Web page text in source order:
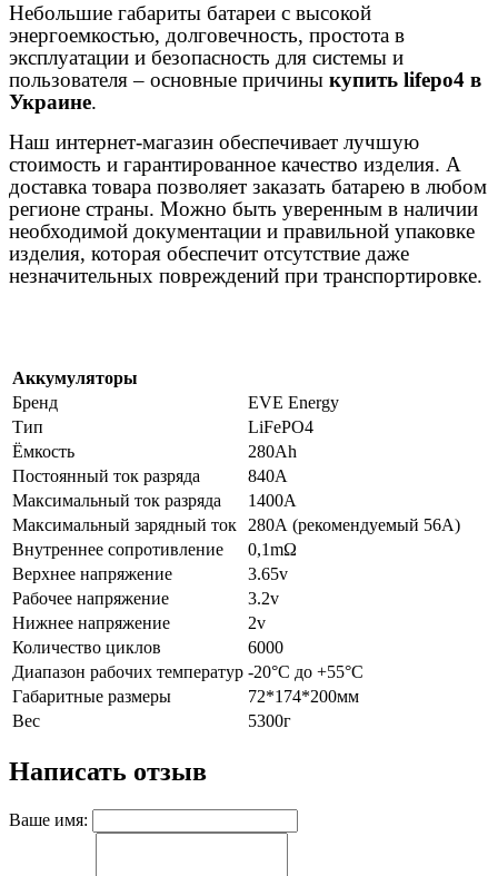
Небольшие габариты батареи с высокой
энергоемкостью, долговечность, простота в
эксплуатации и безопасность для системы и
пользователя – основные причины купить lifepo4 в
Украине.
Наш интернет-магазин обеспечивает лучшую
стоимость и гарантированное качество изделия. А
доставка товара позволяет заказать батарею в любом
регионе страны. Можно быть уверенным в наличии
необходимой документации и правильной упаковке
изделия, которая обеспечит отсутствие даже
незначительных повреждений при транспортировке.
Аккумуляторы
Бренд
EVE Energy
Тип
LiFePO4
Ёмкость
280Ah
Постоянный ток разряда
840A
Максимальный ток разряда
1400А
Максимальный зарядный ток
280А (рекомендуемый 56А)
Внутреннее сопротивление
0,1mΩ
Верхнее напряжение
3.65v
Рабочее напряжение
3.2v
Нижнее напряжение
2v
Количество циклов
6000
Диапазон рабочих температур -20°C до +55°C
Габаритные размеры
72*174*200мм
Вес
5300г
Написать отзыв
Ваше имя: